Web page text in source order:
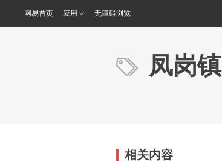
网易首页 应用 无障碍浏览
凤岗镇
相关内容